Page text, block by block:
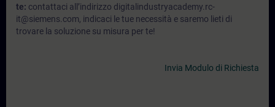
te: contattaci all’indirizzo digitalindustryacademy.rc-
it@siemens.com, indicaci le tue necessità e saremo lieti di
trovare la soluzione su misura per te!
Invia Modulo di Richiesta